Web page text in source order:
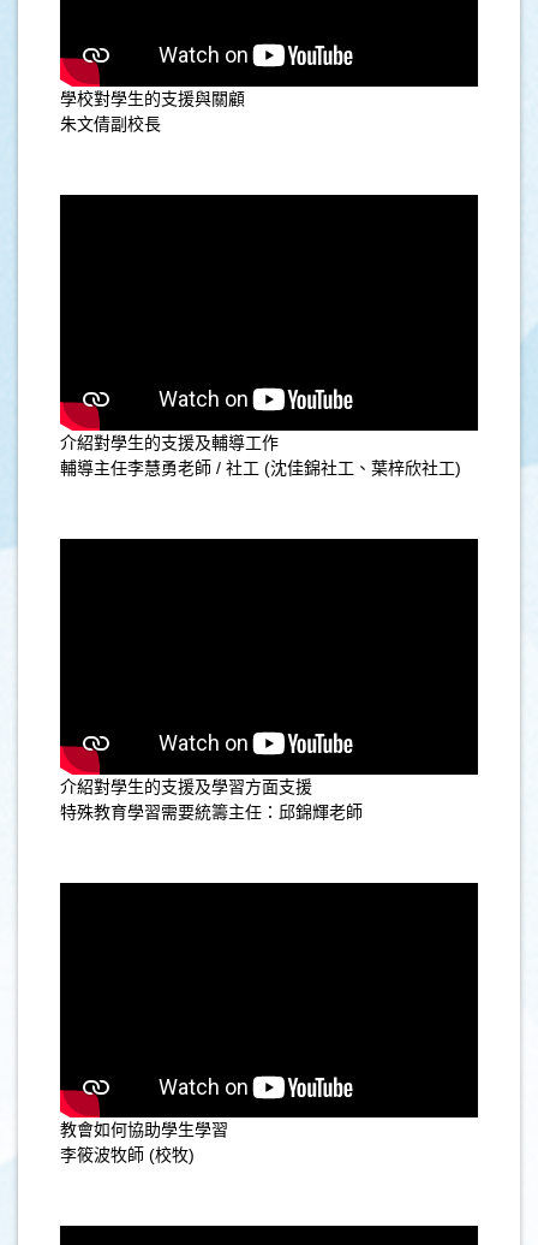
學校對學生的支援與關顧
朱文倩副校長
介紹對學生的支援及輔導工作
輔導主任李慧勇老師 / 社工 (沈佳錦社工、葉梓欣社工)
介紹對學生的支援及學習方面支援
特殊教育學習需要統籌主任：邱錦輝老師
教會如何協助學生學習
李筱波牧師 (校牧)